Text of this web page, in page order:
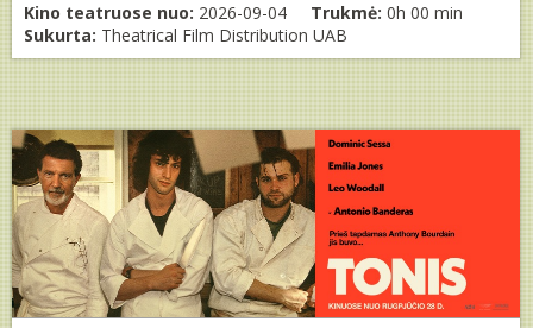
Kino teatruose nuo: 2026-09-04 Trukmė: 0h 00 min
Sukurta: Theatrical Film Distribution UAB